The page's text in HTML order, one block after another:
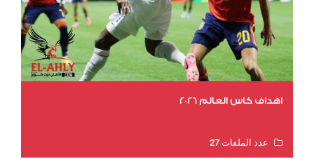
اهداف كاس العالم 2026
عدد الملفات 27